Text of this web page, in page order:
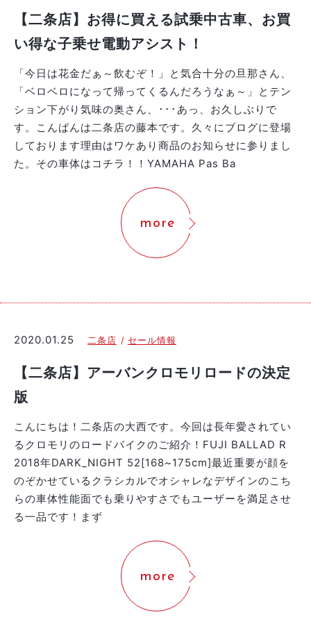
【二条店】お得に買える試乗中古車、お買
い得な子乗せ電動アシスト！
「今日は花金だぁ～飲むぞ！」と気合十分の旦那さん、
「ベロベロになって帰ってくるんだろうなぁ～」とテン
ション下がり気味の奥さん、･･･あっ、お久しぶりで
す。こんばんは二条店の藤本です。久々にブログに登場
しております理由はワケあり商品のお知らせに参りまし
た。その車体はコチラ！！YAMAHA Pas Ba
more
2020.01.25 二条店 セール情報
【二条店】アーバンクロモリロードの決定
版
こんにちは！二条店の大西です。今回は長年愛されてい
るクロモリのロードバイクのご紹介！FUJI BALLAD R
2018年DARK_NIGHT 52[168~175cm]最近重要が顔を
のぞかせているクラシカルでオシャレなデザインのこち
らの車体性能面でも乗りやすさでもユーザーを満足させ
る一品です！まず
more